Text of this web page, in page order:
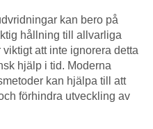
kan bero på
hållning till allvarliga
att inte ignorera detta
hjälp i tid. Moderna
kan hjälpa till att
förhindra utveckling av